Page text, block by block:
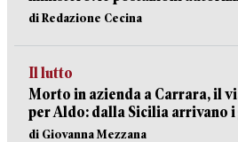
di Redazione Cecina
Il lutto
Morto in azienda a Carrara, il
per Aldo: dalla Sicilia arrivano
di Giovanna Mezzana